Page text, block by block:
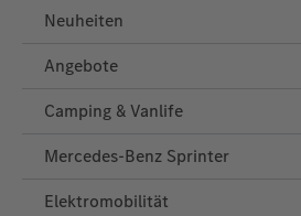
Neuheiten
Angebote
Camping & Vanlife
Mercedes-Benz Sprinter
Elektromobilität